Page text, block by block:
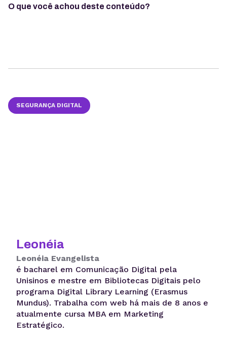
O que você achou deste conteúdo?
SEGURANÇA DIGITAL
Leonéia
Leonéia Evangelista
é bacharel em Comunicação Digital pela
Unisinos e mestre em Bibliotecas Digitais pelo
programa Digital Library Learning (Erasmus
Mundus). Trabalha com web há mais de 8 anos e
atualmente cursa MBA em Marketing
Estratégico.